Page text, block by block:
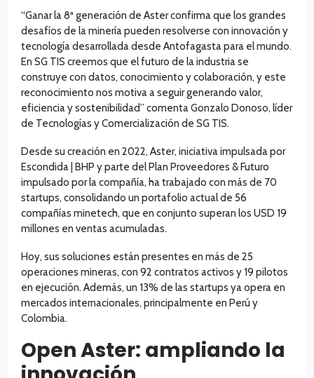
“Ganar la 8ª generación de Aster confirma que los grandes
desafíos de la minería pueden resolverse con innovación y
tecnología desarrollada desde Antofagasta para el mundo.
En SG TIS creemos que el futuro de la industria se
construye con datos, conocimiento y colaboración, y este
reconocimiento nos motiva a seguir generando valor,
eficiencia y sostenibilidad” comenta Gonzalo Donoso, líder
de Tecnologías y Comercialización de SG TIS.
Desde su creación en 2022, Aster, iniciativa impulsada por
Escondida | BHP y parte del Plan Proveedores & Futuro
impulsado por la compañía, ha trabajado con más de 70
startups, consolidando un portafolio actual de 56
compañías minetech, que en conjunto superan los USD 19
millones en ventas acumuladas.
Hoy, sus soluciones están presentes en más de 25
operaciones mineras, con 92 contratos activos y 19 pilotos
en ejecución. Además, un 13% de las startups ya opera en
mercados internacionales, principalmente en Perú y
Colombia.
Open Aster: ampliando la